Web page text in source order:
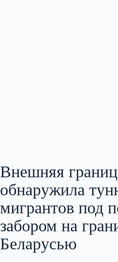
Внешняя
обнаружила
мигрантов под
забором на
Беларусью